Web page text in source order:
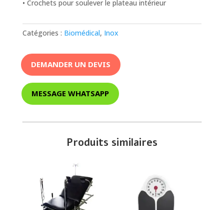
• Crochets pour soulever le plateau intérieur
Catégories : Biomédical, Inox
DEMANDER UN DEVIS
MESSAGE WHATSAPP
Produits similaires